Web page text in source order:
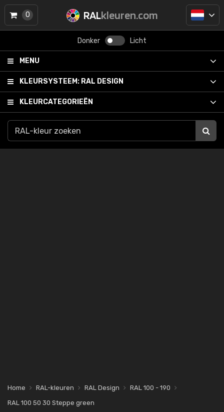
RALkleuren.com
Donker Licht
MENU
KLEURSYSTEEM: RAL DESIGN
KLEURCATEGORIEËN
0
Home RAL-kleuren RAL Design
RAL 100 - 190
RAL 100 50 30 Steppe green